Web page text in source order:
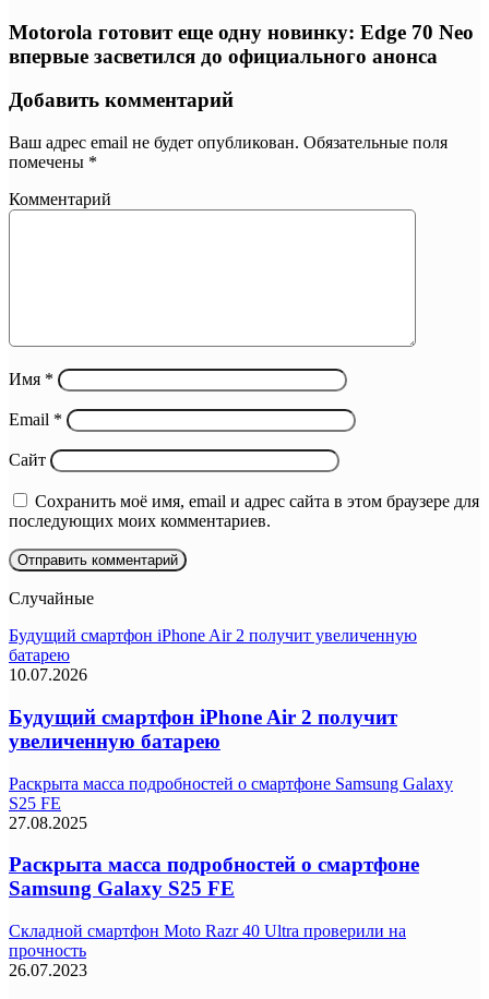
Motorola готовит еще одну новинку: Edge 70 Neo
впервые засветился до официального анонса
Добавить комментарий
Ваш адрес email не будет опубликован. Обязательные поля
помечены *
Комментарий
Имя *
Email *
Сайт
Сохранить моё имя, email и адрес сайта в этом браузере для
последующих моих комментариев.
Случайные
Будущий смартфон iPhone Air 2 получит увеличенную
батарею
10.07.2026
Будущий смартфон iPhone Air 2 получит
увеличенную батарею
Раскрыта масса подробностей о смартфоне Samsung Galaxy
S25 FE
27.08.2025
Раскрыта масса подробностей о смартфоне
Samsung Galaxy S25 FE
Складной смартфон Moto Razr 40 Ultra проверили на
прочность
26.07.2023